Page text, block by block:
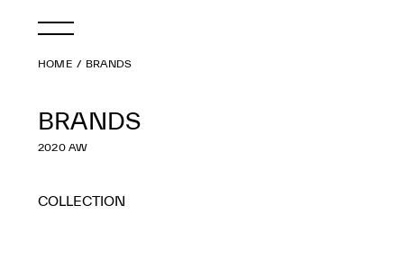
HOME BRANDS
BRANDS
2020 AW
COLLECTION